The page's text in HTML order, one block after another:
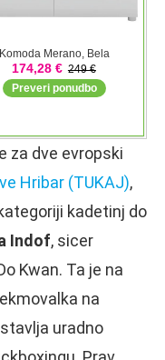
za dve evropski
Hribar (TUKAJ),
kadetinj do
Indof, sicer
Kwan. Ta je na
na
uradno